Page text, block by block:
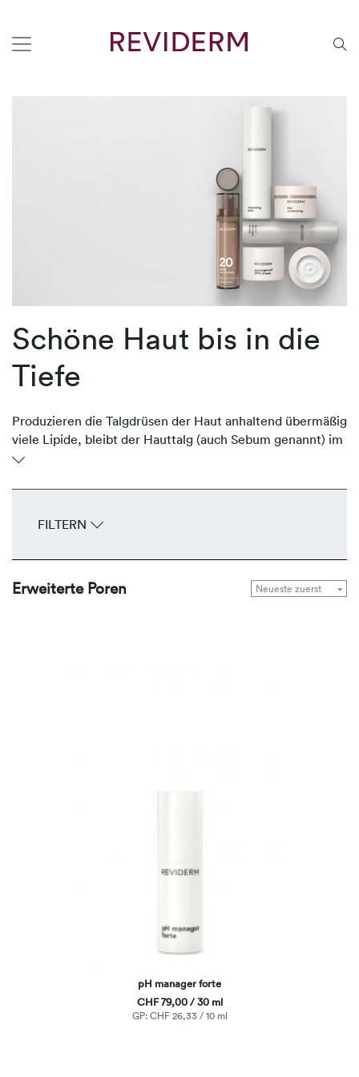
Schöne Haut bis in die
Tiefe
Produzieren die Talgdrüsen der Haut anhaltend übermäßig
viele Lipide, bleibt der Hauttalg (auch Sebum genannt) im
Ausführungsgang stehen und erweitert den Follikel.
speziell in der T-Zone und an den Wangen – als offener
REVIDERM reduzieren die Produktion des Sebums auf ein
FILTERN
Erweiterte Poren
pH manager forte
CHF 79,00 / 30 ml
GP: CHF 26,33 / 10 ml